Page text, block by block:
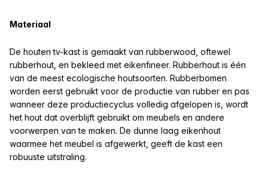
Materiaal
De houten tv-kast is gemaakt van rubberwood, oftewel
rubberhout, en bekleed met eikenfineer. Rubberhout is één
van de meest ecologische houtsoorten. Rubberbomen
worden eerst gebruikt voor de productie van rubber en pas
wanneer deze productiecyclus volledig afgelopen is, wordt
het hout dat overblijft gebruikt om meubels en andere
voorwerpen van te maken. De dunne laag eikenhout
waarmee het meubel is afgewerkt, geeft de kast een
robuuste uitstraling.